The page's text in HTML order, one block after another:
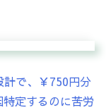
で、￥750円分
定するのに苦労